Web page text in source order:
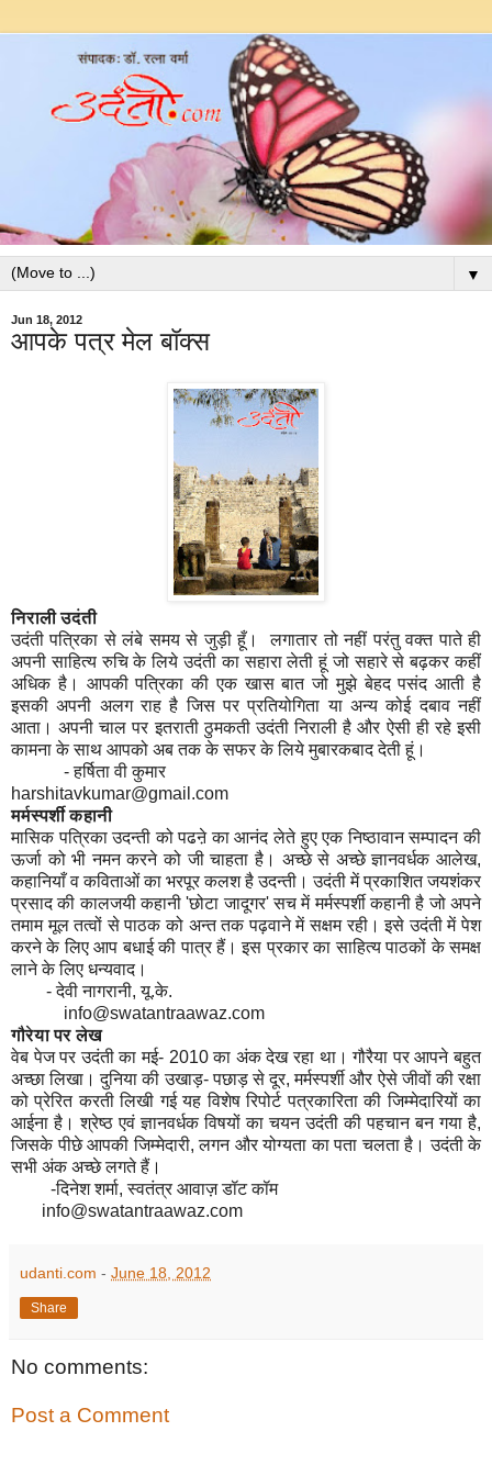
▼
Jun 18, 2012
आपके पत्र मेल बॉक्स
निराली उदंती
उदंती पत्रिका से लंबे समय से जुड़ी हूँ। लगातार तो नहीं परंतु वक्त पाते ही
अपनी साहित्य रुचि के लिये उदंती का सहारा लेती हूं जो सहारे से बढ़कर कहीं
अधिक है। आपकी पत्रिका की एक खास बात जो मुझे बेहद पसंद आती है
इसकी अपनी अलग राह है जिस पर प्रतियोगिता या अन्य कोई दबाव नहीं
आता। अपनी चाल पर इतराती ठुमकती उदंती निराली है और ऐसी ही रहे इसी
कामना के साथ आपको अब तक के सफर के लिये मुबारकबाद देती हूं।
- हर्षिता वी कुमार
harshitavkumar@gmail.com
मर्मस्पर्शी कहानी
मासिक पत्रिका उदन्ती को पढऩे का आनंद लेते हुए एक निष्ठावान सम्पादन की
ऊर्जा को भी नमन करने को जी चाहता है। अच्छे से अच्छे ज्ञानवर्धक आलेख,
कहानियाँ व कविताओं का भरपूर कलश है उदन्ती। उदंती में प्रकाशित जयशंकर
प्रसाद की कालजयी कहानी 'छोटा जादूगर' सच में मर्मस्पर्शी कहानी है जो अपने
तमाम मूल तत्वों से पाठक को अन्त तक पढ़वाने में सक्षम रही। इसे उदंती में पेश
करने के लिए आप बधाई की पात्र हैं। इस प्रकार का साहित्य पाठकों के समक्ष
लाने के लिए धन्यवाद।
- देवी नागरानी, यू.के.
info@swatantraawaz.com
गौरेया पर लेख
वेब पेज पर उदंती का मई- 2010 का अंक देख रहा था। गौरैया पर आपने बहुत
अच्छा लिखा। दुनिया की उखाड़- पछाड़ से दूर, मर्मस्पर्शी और ऐसे जीवों की रक्षा
को प्रेरित करती लिखी गई यह विशेष रिपोर्ट पत्रकारिता की जिम्मेदारियों का
आईना है। श्रेष्ठ एवं ज्ञानवर्धक विषयों का चयन उदंती की पहचान बन गया है,
जिसके पीछे आपकी जिम्मेदारी, लगन और योग्यता का पता चलता है। उदंती के
सभी अंक अच्छे लगते हैं।
-दिनेश शर्मा, स्वतंत्र आवाज़ डॉट कॉम
info@swatantraawaz.com
udanti.com - June 18, 2012
Share
No comments:
Post a Comment